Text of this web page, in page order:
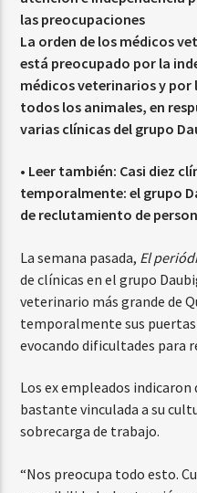
las preocupaciones
La orden de los médicos
está preocupado por la
médicos veterinarios y por
todos los animales, en
varias clínicas del grupo
• Leer también: Casi diez
temporalmente: el grupo
de reclutamiento de
La semana pasada, El
de clínicas en el grupo
veterinario más grande de
temporalmente sus
evocando dificultades para
Los ex empleados
bastante vinculada a su
sobrecarga de trabajo.
“Nos preocupa todo esto.